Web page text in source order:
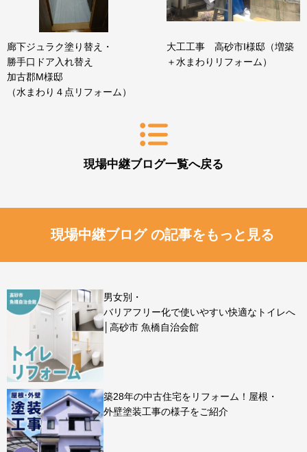
廊下ジュラク塗り替え・
勝手口ドア入れ替え
加古郡M様邸
（水まわり４点リフォーム）
現場中継ブログ一覧へ戻る
大工工事 高砂市I様邸（増築
＋水まわりリフォーム）
現場中継ブログ の記事をもっと見る
男女別・
バリアフリー化で使いやすい快適なトイレへ
│高砂市 魚橋自治会館
築28年の中古住宅をリフォーム！屋根・
外壁塗装工事の様子をご紹介